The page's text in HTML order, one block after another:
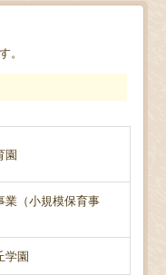
。
園
業（小規模保育事
学園